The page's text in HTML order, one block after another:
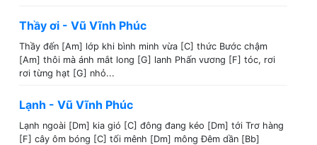
Thầy ơi - Vũ Vĩnh Phúc
Thầy đến [Am] lớp khi bình minh vừa [C] thức Bước chậm
[Am] thôi mà ánh mắt long [G] lanh Phấn vương [F] tóc, rơi
rơi từng hạt [G] nhỏ...
Lạnh - Vũ Vĩnh Phúc
Lạnh ngoài [Dm] kia gió [C] đông đang kéo [Dm] tới Trơ hàng
[F] cây ôm bóng [C] tối mênh [Dm] mông Đêm dần [Bb]